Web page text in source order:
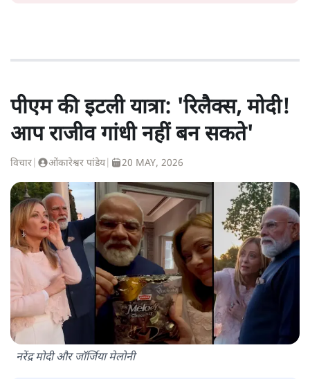
पीएम की इटली यात्रा: 'रिलैक्स, मोदी!
आप राजीव गांधी नहीं बन सकते'
विचार ओंकारेश्वर पांडेय| 20 MAY, 2026
नरेंद्र मोदी और जॉर्जिया मेलोनी